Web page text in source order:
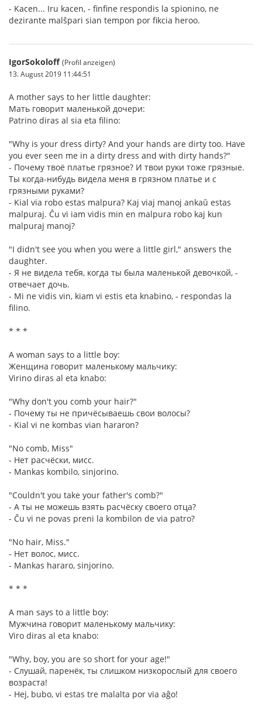
- Kacen... Iru kacen, - finfine respondis la spionino, ne
dezirante malŝpari sian tempon por fikcia heroo.
IgorSokoloff (Profil anzeigen)
13. August 2019 11:44:51
A mother says to her little daughter:
Мать говорит маленькой дочери:
Patrino diras al sia eta filino:
"Why is your dress dirty? And your hands are dirty too. Have
you ever seen me in a dirty dress and with dirty hands?"
- Почему твоё платье грязное? И твои руки тоже грязные.
Ты когда-нибудь видела меня в грязном платье и с
грязными руками?
- Kial via robo estas malpura? Kaj viaj manoj ankaŭ estas
malpuraj. Ĉu vi iam vidis min en malpura robo kaj kun
malpuraj manoj?
"I didn't see you when you were a little girl," answers the
daughter.
- Я не видела тебя, когда ты была маленькой девочкой, -
отвечает дочь.
- Mi ne vidis vin, kiam vi estis eta knabino, - respondas la
filino.
* * *
A woman says to a little boy:
Женщина говорит маленькому мальчику:
Virino diras al eta knabo:
"Why don't you comb your hair?"
- Почему ты не причёсываешь свои волосы?
- Kial vi ne kombas vian hararon?
"No comb, Miss"
- Нет расчёски, мисс.
- Mankas kombilo, sinjorino.
"Couldn't you take your father's comb?"
- А ты не можешь взять расчёску своего отца?
- Ĉu vi ne povas preni la kombilon de via patro?
"No hair, Miss."
- Нет волос, мисс.
- Mankas hararo, sinjorino.
* * *
A man says to a little boy:
Мужчина говорит маленькому мальчику:
Viro diras al eta knabo:
"Why, boy, you are so short for your age!"
- Слушай, паренёк, ты слишком низкорослый для своего
возраста!
- Hej, bubo, vi estas tre malalta por via aĝo!